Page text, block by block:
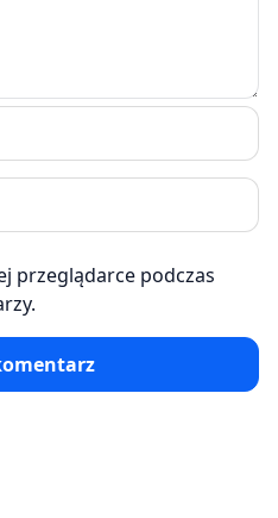
przeglądarce podczas